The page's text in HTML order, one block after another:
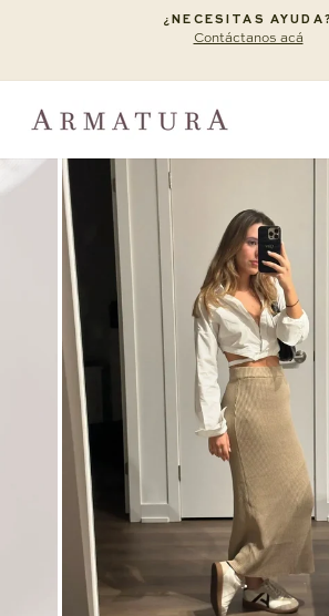
contenido
diapositivas
¿NECESITAS AYUDA?
Contáctanos acá